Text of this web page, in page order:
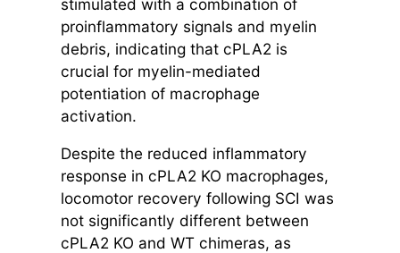
stimulated with a combination of
proinflammatory signals and myelin
debris, indicating that cPLA2 is
crucial for myelin-mediated
potentiation of macrophage
activation.
Despite the reduced inflammatory
response in cPLA2 KO macrophages,
locomotor recovery following SCI was
not significantly different between
cPLA2 KO and WT chimeras, as